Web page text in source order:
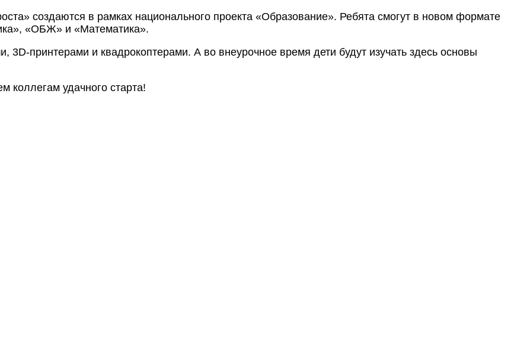
создаются в рамках национального проекта «Образование». Ребята смогут в новом формате
«ОБЖ» и «Математика».
принтерами и квадрокоптерами. А во внеурочное время дети будут изучать здесь основы
коллегам удачного старта!